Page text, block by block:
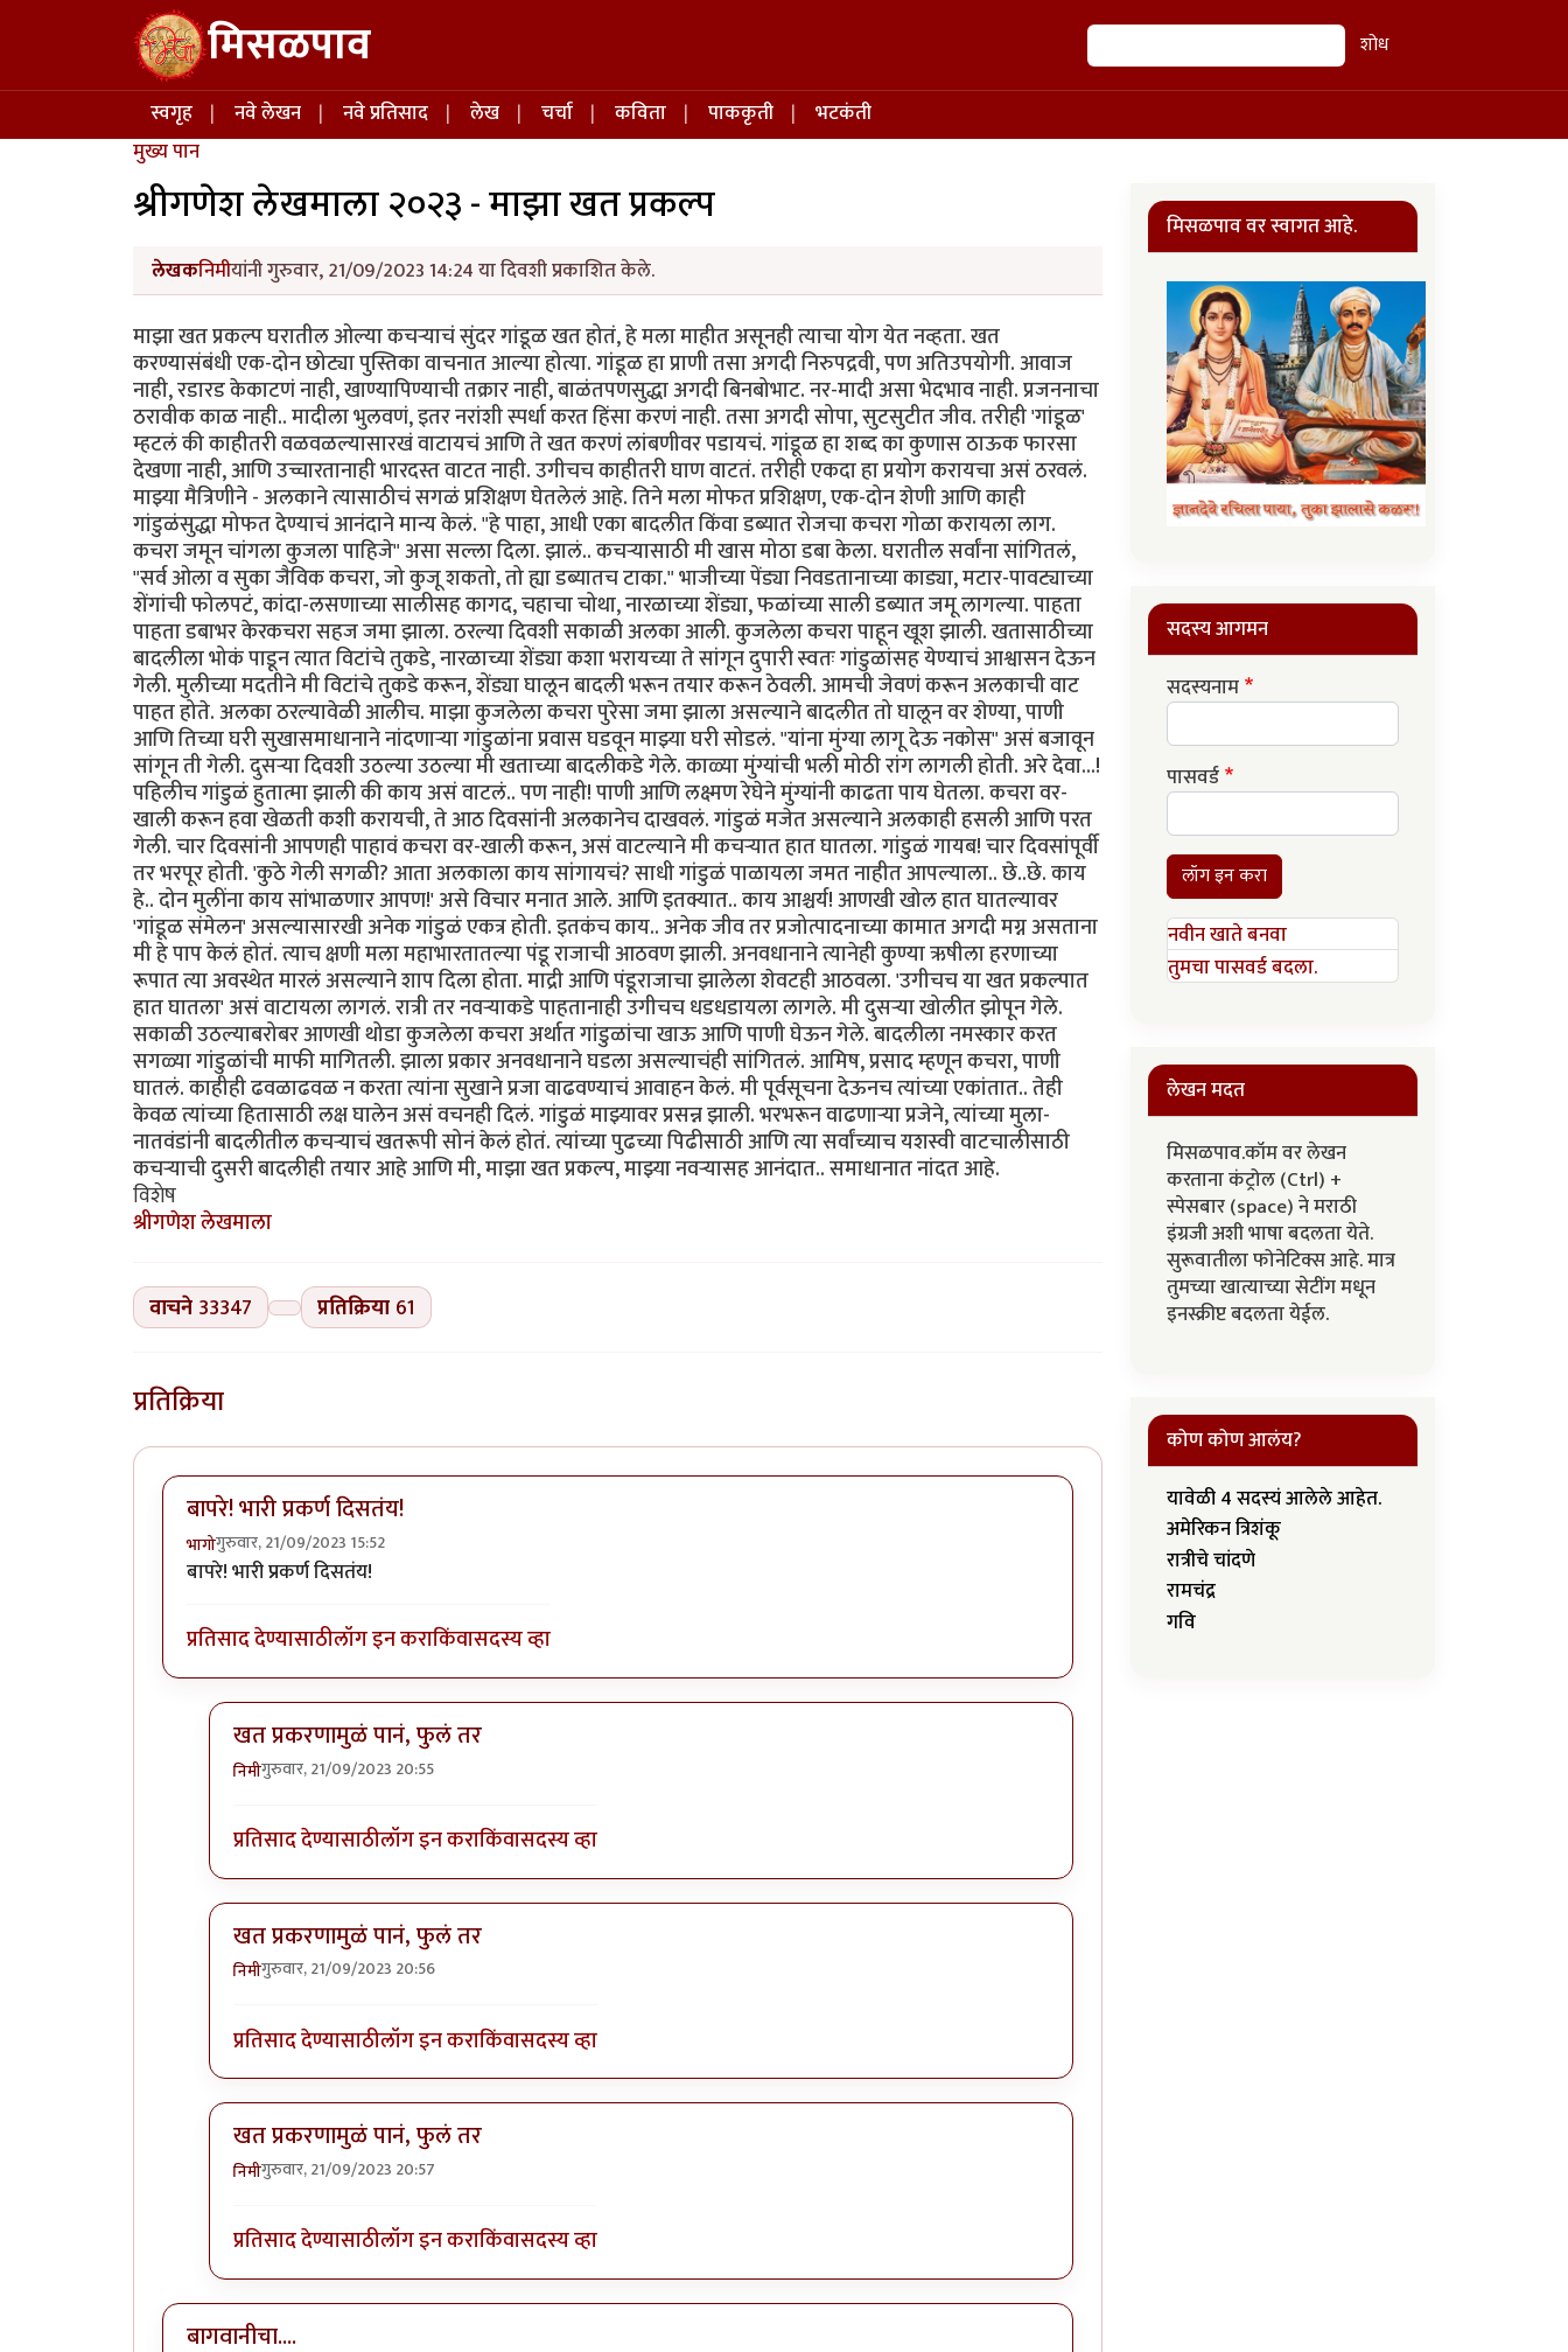
Skip to main content मिसळपाव शोध शोध
Main navigation
स्वगृह नवे लेखन नवे प्रतिसाद लेख चर्चा कविता पाककृती
भटकंती
मुख्य पान
श्रीगणेश लेखमाला २०२३ - माझा खत प्रकल्प
लेखकनिमीयांनी गुरुवार, 21/09/2023 14:24 या दिवशी प्रकाशित केले.
माझा खत प्रकल्प घरातील ओल्या कचऱ्याचं सुंदर गांडूळ खत होतं, हे मला माहीत असूनही त्याचा योग येत नव्हता. खत
करण्यासंबंधी एक-दोन छोट्या पुस्तिका वाचनात आल्या होत्या. गांडूळ हा प्राणी तसा अगदी निरुपद्रवी, पण अतिउपयोगी. आवाज
नाही, रडारड केकाटणं नाही, खाण्यापिण्याची तक्रार नाही, बाळंतपणसुद्धा अगदी बिनबोभाट. नर-मादी असा भेदभाव नाही. प्रजननाचा
ठरावीक काळ नाही.. मादीला भुलवणं, इतर नरांशी स्पर्धा करत हिंसा करणं नाही. तसा अगदी सोपा, सुटसुटीत जीव. तरीही 'गांडूळ'
म्हटलं की काहीतरी वळवळल्यासारखं वाटायचं आणि ते खत करणं लांबणीवर पडायचं. गांडूळ हा शब्द का कुणास ठाऊक फारसा
देखणा नाही, आणि उच्चारतानाही भारदस्त वाटत नाही. उगीचच काहीतरी घाण वाटतं. तरीही एकदा हा प्रयोग करायचा असं ठरवलं.
माझ्या मैत्रिणीने - अलकाने त्यासाठीचं सगळं प्रशिक्षण घेतलेलं आहे. तिने मला मोफत प्रशिक्षण, एक-दोन शेणी आणि काही
गांडुळंसुद्धा मोफत देण्याचं आनंदाने मान्य केलं. "हे पाहा, आधी एका बादलीत किंवा डब्यात रोजचा कचरा गोळा करायला लाग.
कचरा जमून चांगला कुजला पाहिजे" असा सल्ला दिला. झालं.. कचऱ्यासाठी मी खास मोठा डबा केला. घरातील सर्वांना सांगितलं,
"सर्व ओला व सुका जैविक कचरा, जो कुजू शकतो, तो ह्या डब्यातच टाका." भाजीच्या पेंड्या निवडतानाच्या काड्या, मटार-पावट्याच्या
शेंगांची फोलपटं, कांदा-लसणाच्या सालीसह कागद, चहाचा चोथा, नारळाच्या शेंड्या, फळांच्या साली डब्यात जमू लागल्या. पाहता
पाहता डबाभर केरकचरा सहज जमा झाला. ठरल्या दिवशी सकाळी अलका आली. कुजलेला कचरा पाहून खूश झाली. खतासाठीच्या
बादलीला भोकं पाडून त्यात विटांचे तुकडे, नारळाच्या शेंड्या कशा भरायच्या ते सांगून दुपारी स्वतः गांडुळांसह येण्याचं आश्वासन देऊन
गेली. मुलीच्या मदतीने मी विटांचे तुकडे करून, शेंड्या घालून बादली भरून तयार करून ठेवली. आमची जेवणं करून अलकाची वाट
पाहत होते. अलका ठरल्यावेळी आलीच. माझा कुजलेला कचरा पुरेसा जमा झाला असल्याने बादलीत तो घालून वर शेण्या, पाणी
आणि तिच्या घरी सुखासमाधानाने नांदणाऱ्या गांडुळांना प्रवास घडवून माझ्या घरी सोडलं. "यांना मुंग्या लागू देऊ नकोस" असं बजावून
सांगून ती गेली. दुसऱ्या दिवशी उठल्या उठल्या मी खताच्या बादलीकडे गेले. काळ्या मुंग्यांची भली मोठी रांग लागली होती. अरे देवा...!
पहिलीच गांडुळं हुतात्मा झाली की काय असं वाटलं.. पण नाही! पाणी आणि लक्ष्मण रेघेने मुंग्यांनी काढता पाय घेतला. कचरा वर-
खाली करून हवा खेळती कशी करायची, ते आठ दिवसांनी अलकानेच दाखवलं. गांडुळं मजेत असल्याने अलकाही हसली आणि परत
गेली. चार दिवसांनी आपणही पाहावं कचरा वर-खाली करून, असं वाटल्याने मी कचऱ्यात हात घातला. गांडुळं गायब! चार दिवसांपूर्वी
तर भरपूर होती. 'कुठे गेली सगळी? आता अलकाला काय सांगायचं? साधी गांडुळं पाळायला जमत नाहीत आपल्याला.. छे..छे. काय
हे.. दोन मुलींना काय सांभाळणार आपण!' असे विचार मनात आले. आणि इतक्यात.. काय आश्चर्य! आणखी खोल हात घातल्यावर
'गांडूळ संमेलन' असल्यासारखी अनेक गांडुळं एकत्र होती. इतकंच काय.. अनेक जीव तर प्रजोत्पादनाच्या कामात अगदी मग्न असताना
मी हे पाप केलं होतं. त्याच क्षणी मला महाभारतातल्या पंडू राजाची आठवण झाली. अनवधानाने त्यानेही कुण्या ऋषीला हरणाच्या
रूपात त्या अवस्थेत मारलं असल्याने शाप दिला होता. माद्री आणि पंडूराजाचा झालेला शेवटही आठवला. 'उगीचच या खत प्रकल्पात
हात घातला' असं वाटायला लागलं. रात्री तर नवऱ्याकडे पाहतानाही उगीचच धडधडायला लागले. मी दुसऱ्या खोलीत झोपून गेले.
सकाळी उठल्याबरोबर आणखी थोडा कुजलेला कचरा अर्थात गांडुळांचा खाऊ आणि पाणी घेऊन गेले. बादलीला नमस्कार करत
सगळ्या गांडुळांची माफी मागितली. झाला प्रकार अनवधानाने घडला असल्याचंही सांगितलं. आमिष, प्रसाद म्हणून कचरा, पाणी
घातलं. काहीही ढवळाढवळ न करता त्यांना सुखाने प्रजा वाढवण्याचं आवाहन केलं. मी पूर्वसूचना देऊनच त्यांच्या एकांतात.. तेही
केवळ त्यांच्या हितासाठी लक्ष घालेन असं वचनही दिलं. गांडुळं माझ्यावर प्रसन्न झाली. भरभरून वाढणाऱ्या प्रजेने, त्यांच्या मुला-
नातवंडांनी बादलीतील कचऱ्याचं खतरूपी सोनं केलं होतं. त्यांच्या पुढच्या पिढीसाठी आणि त्या सर्वांच्याच यशस्वी वाटचालीसाठी
कचऱ्याची दुसरी बादलीही तयार आहे आणि मी, माझा खत प्रकल्प, माझ्या नवऱ्यासह आनंदात.. समाधानात नांदत आहे.
विशेष
श्रीगणेश लेखमाला
वाचने 33347 प्रतिक्रिया 61
प्रतिक्रिया
बापरे! भारी प्रकर्ण दिसतंय!
भागोगुरुवार, 21/09/2023 15:52
बापरे! भारी प्रकर्ण दिसतंय!
प्रतिसाद देण्यासाठीलॉग इन कराकिंवासदस्य व्हा
खत प्रकरणामुळं पानं, फुलं तर
निमीगुरुवार, 21/09/2023 20:55
प्रतिसाद देण्यासाठीलॉग इन कराकिंवासदस्य व्हा
खत प्रकरणामुळं पानं, फुलं तर
निमीगुरुवार, 21/09/2023 20:56
प्रतिसाद देण्यासाठीलॉग इन कराकिंवासदस्य व्हा
खत प्रकरणामुळं पानं, फुलं तर
निमीगुरुवार, 21/09/2023 20:57
प्रतिसाद देण्यासाठीलॉग इन कराकिंवासदस्य व्हा
बागवानीचा....
मिसळपाव वर स्वागत आहे.
सदस्य आगमन
सदस्यनाम
पासवर्ड
लॉग इन करा
नवीन खाते बनवा
तुमचा पासवर्ड बदला.
लेखन मदत
मिसळपाव.कॉम वर लेखन
करताना कंट्रोल (Ctrl) +
स्पेसबार (space) ने मराठी
इंग्रजी अशी भाषा बदलता येते.
सुरूवातीला फोनेटिक्स आहे. मात्र
तुमच्या खात्याच्या सेटींग मधून
इनस्क्रीप्ट बदलता येईल.
कोण कोण आलंय?
यावेळी 4 सदस्यं आलेले आहेत.
अमेरिकन त्रिशंकू
रात्रीचे चांदणे
रामचंद्र
गवि